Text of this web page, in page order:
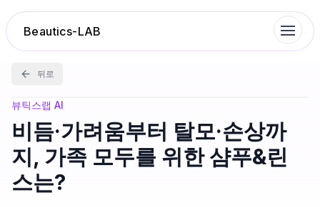
Beautics-LAB
랭킹
성분분석
나의 스킨케어
뒤로
뷰틱스랩 AI
비듬·가려움부터 탈모·손상까
지, 가족 모두를 위한 샴푸&린
스는?